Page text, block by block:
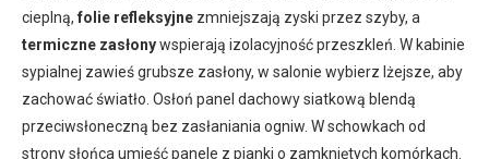
cieplną, folie refleksyjne zmniejszają zyski przez szyby, a
termiczne zasłonywspierają izolacyjność przeszkleń. W kabinie
sypialnej zawieś grubsze zasłony, w salonie wybierz lżejsze, aby
zachować światło. Osłoń panel dachowy siatkową blendą
przeciwsłoneczną bez zasłaniania ogniw. W schowkach od
strony słońca umieść panele z pianki o zamkniętych komórkach.